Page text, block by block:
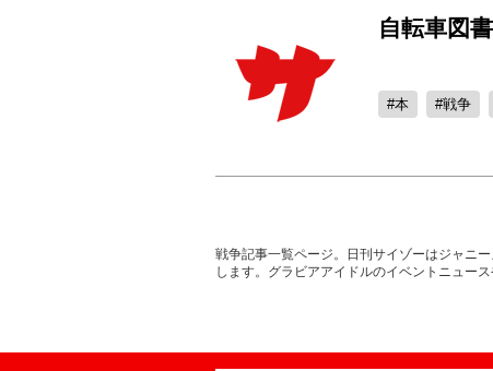
自転車図
本 戦争
戦争記事一覧ページ。日刊サイゾーはジャニ
します。グラビアアイドルのイベントニュー